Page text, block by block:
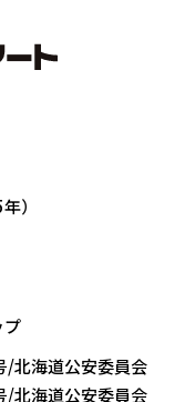
）
プ
北海道公安委員会
北海道公安委員会